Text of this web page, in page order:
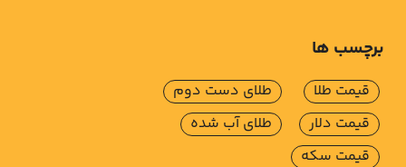
برچسب ها
قیمت طلا
قیمت دلار
قیمت سکه
طلای دست دوم
طلای آب شده